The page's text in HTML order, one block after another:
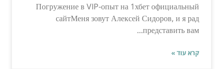
Погружение в VIP-опыт на 1хбет официальный
сайтМеня зовут Алексей Сидоров, и я рад
представить вам...
קרא עוד »